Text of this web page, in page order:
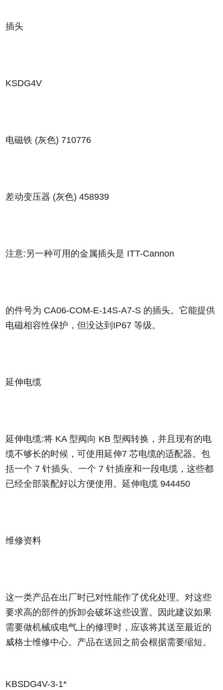
插头
KSDG4V
电磁铁 (灰色) 710776
差动变压器 (灰色) 458939
注意:另一种可用的金属插头是 ITT-Cannon
的件号为 CA06-COM-E-14S-A7-S 的插头。它能提供
电磁相容性保护，但没达到IP67 等级。
延伸电缆
延伸电缆:将 KA 型阀向 KB 型阀转换，并且现有的电
缆不够长的时候，可使用延伸7 芯电缆的适配器。包
括一个 7 针插头、一个 7 针插座和一段电缆，这些都
已经全部装配好以方便使用。延伸电缆 944450
维修资料
这一类产品在出厂时已对性能作了优化处理。对这些
要求高的部件的拆卸会破坏这些设置。因此建议如果
需要做机械或电气上的修理时，应该将其送至最近的
威格士维修中心。产品在送回之前会根据需要缩短。
KBSDG4V-3-1*